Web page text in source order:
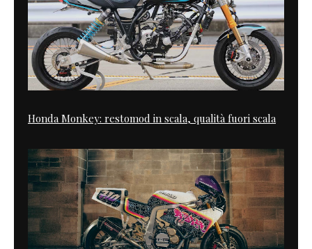
Honda Monkey: restomod in scala, qualità fuori scala